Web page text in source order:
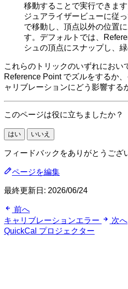
移動することで実行できま
ジュアライザービューに従
で移動し、頂点以外の位置
す。デフォルトでは、
シュの頂点にスナップし、
これらのトリックのいずれにおい
Reference Point でズルをするか
ャリブレーションにどう影響する
このページは役に立ちましたか？
はい いいえ
フィードバックをありがとうござ
ページを編集
最終更新日: 2026/06/24
前へ
キャリブレーションエラー
次へ
QuickCal プロジェクター